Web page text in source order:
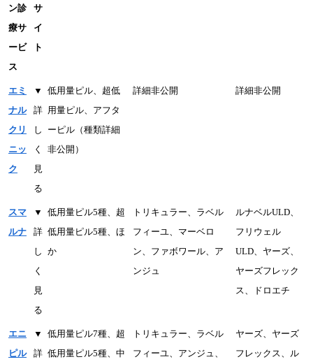
ン診
療サ
ービ
ス
サ
イ
ト
エミ
ナル
クリ
ニッ
ク
▼
詳
し
く
見
る
低用量ピル、超低
用量ピル、アフタ
ーピル（種類詳細
非公開）
詳細非公開 詳細非公開
スマ
ルナ
▼
詳
し
く
見
る
低用量ピル5種、超
低用量ピル5種、ほ
か
トリキュラー、ラベル
フィーユ、マーベロ
ン、ファボワール、ア
ンジュ
ルナベルULD、
フリウェル
ULD、ヤーズ、
ヤーズフレック
ス、ドロエチ
エニ
ピル
▼
詳
低用量ピル7種、超
低用量ピル5種、中
トリキュラー、ラベル
フィーユ、アンジュ、
ヤーズ、ヤーズ
フレックス、ル